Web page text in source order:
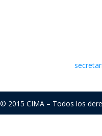
© 2015 CIMA – Todos los